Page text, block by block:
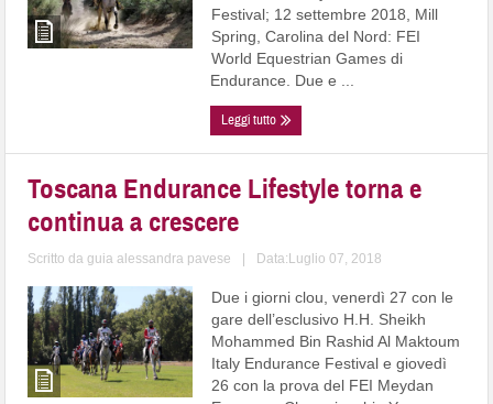
Festival; 12 settembre 2018, Mill
Spring, Carolina del Nord: FEI
World Equestrian Games di
Endurance. Due e ...
Leggi tutto
Toscana Endurance Lifestyle torna e
continua a crescere
Scritto daguia alessandra pavese Data:Luglio 07, 2018
Due i giorni clou, venerdì 27 con le
gare dell’esclusivo H.H. Sheikh
Mohammed Bin Rashid Al Maktoum
Italy Endurance Festival e giovedì
26 con la prova del FEI Meydan